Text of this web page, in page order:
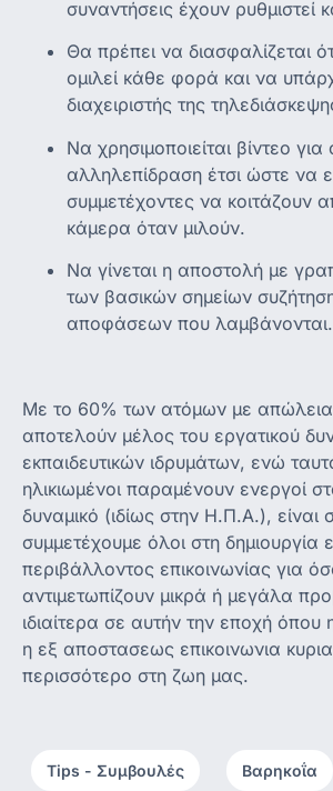
συναντήσεις έχουν ρυθμιστεί
Θα πρέπει να διασφαλίζεται
ομιλεί κάθε φορά και να
διαχειριστής της
Να χρησιμοποιείται βίντεο για
αλληλεπίδραση έτσι ώστε να
συμμετέχοντες να κοιτάζουν
κάμερα όταν μιλούν.
Να γίνεται η αποστολή με
των βασικών σημείων
αποφάσεων που λαμβάνονται.
Με το 60% των ατόμων με
αποτελούν μέλος του εργατικού
εκπαιδευτικών ιδρυμάτων, ενώ
ηλικιωμένοι παραμένουν ενεργοί
δυναμικό (ιδίως στην Η.Π.Α.), είναι
συμμετέχουμε όλοι στη δημιουργία
περιβάλλοντος επικοινωνίας για
αντιμετωπίζουν μικρά ή μεγάλα
ιδιαίτερα σε αυτήν την εποχή όπου
η εξ αποστασεως επικοινωνια
περισσότερο στη ζωη μας.
Tips - Συμβουλές Βαρηκοΐα